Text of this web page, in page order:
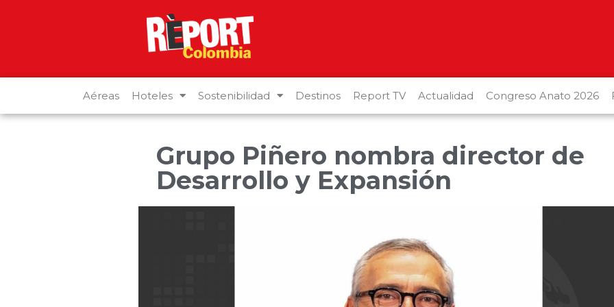
Aéreas Hoteles Sostenibilidad Destinos Report TV Actualidad Congreso Anato 2026
Grupo Piñero nombra director de
Desarrollo y Expansión